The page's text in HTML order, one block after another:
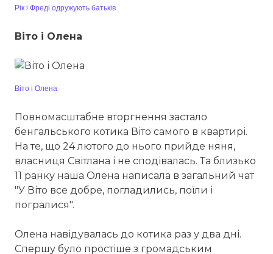
Рік і Фреді одружують батьків
Віто і Олена
Віто і Олена
Повномасштабне вторгнення застало
бенгальського котика Віто самого в квартирі.
На те, що 24 лютого до нього прийде няня,
власниця Світлана і не сподівалась. Та близько
11 ранку наша Олена написала в загальний чат
"У Віто все добре, погладились, поїли і
погралися".
Олена навідувалась до котика раз у два дні.
Спершу було простіше з громадським